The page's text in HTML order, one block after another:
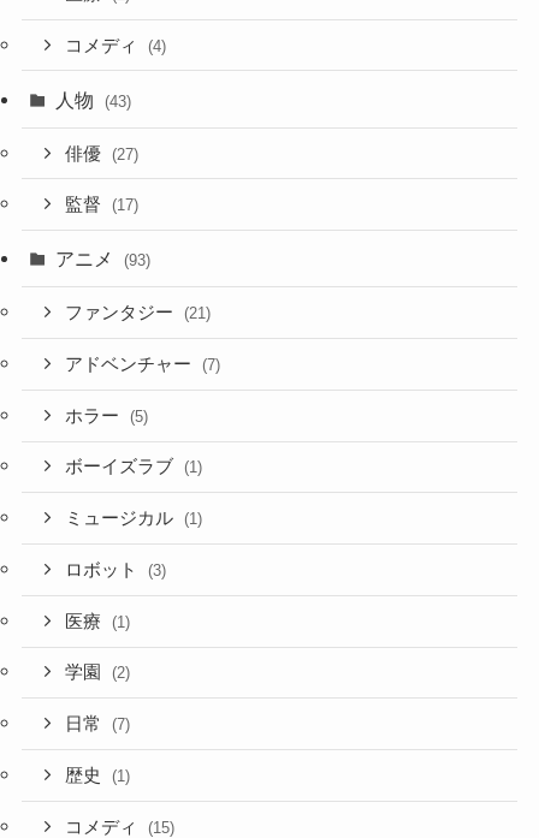
コメディ (4)
人物 (43)
俳優 (27)
監督 (17)
アニメ (93)
ファンタジー (21)
アドベンチャー (7)
ホラー (5)
ボーイズラブ (1)
ミュージカル (1)
ロボット (3)
医療 (1)
学園 (2)
日常 (7)
歴史 (1)
コメディ (15)